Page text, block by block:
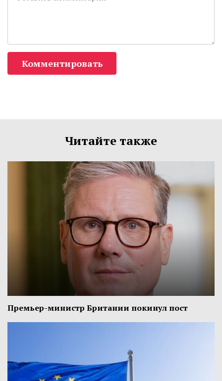
Комментировать
Читайте также
Премьер-министр Британии покинул пост